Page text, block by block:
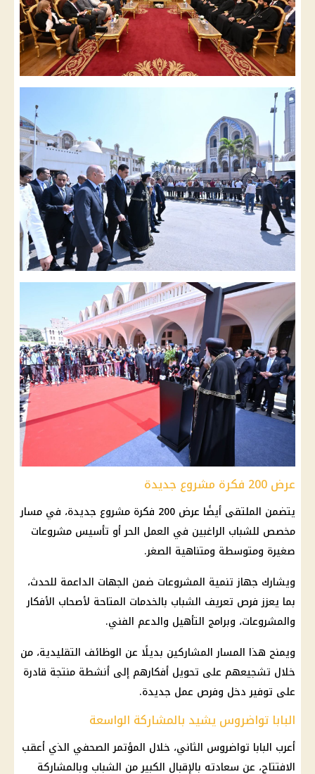
عرض 200 فكرة مشروع جديدة
يتضمن الملتقى أيضًا عرض 200 فكرة مشروع جديدة، في مسار
مخصص للشباب الراغبين في العمل الحر أو تأسيس مشروعات
صغيرة ومتوسطة ومتناهية الصغر.
ويشارك جهاز تنمية المشروعات ضمن الجهات الداعمة للحدث،
بما يعزز فرص تعريف الشباب بالخدمات المتاحة لأصحاب الأفكار
والمشروعات، وبرامج التأهيل والدعم الفني.
ويمنح هذا المسار المشاركين بديلًا عن الوظائف التقليدية، من
خلال تشجيعهم على تحويل أفكارهم إلى أنشطة منتجة قادرة
على توفير دخل وفرص عمل جديدة.
البابا تواضروس يشيد بالمشاركة الواسعة
أعرب البابا تواضروس الثاني، خلال المؤتمر الصحفي الذي أعقب
الافتتاح، عن سعادته بالإقبال الكبير من الشباب وبالمشاركة